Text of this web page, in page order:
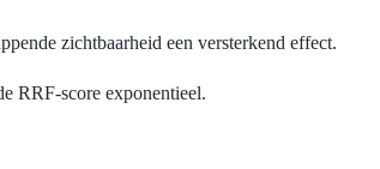
zichtbaarheid een versterkend effect.
RRF-score exponentieel.